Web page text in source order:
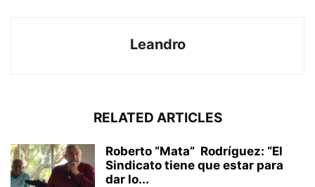
Leandro
RELATED ARTICLES
Roberto “Mata” Rodríguez: “El
Sindicato tiene que estar para
dar lo...